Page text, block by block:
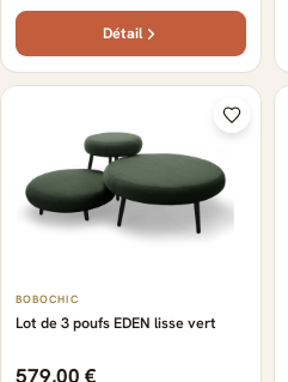
Détail
BOBOCHIC
Lot de 3 poufs EDEN lisse vert
579,00 €